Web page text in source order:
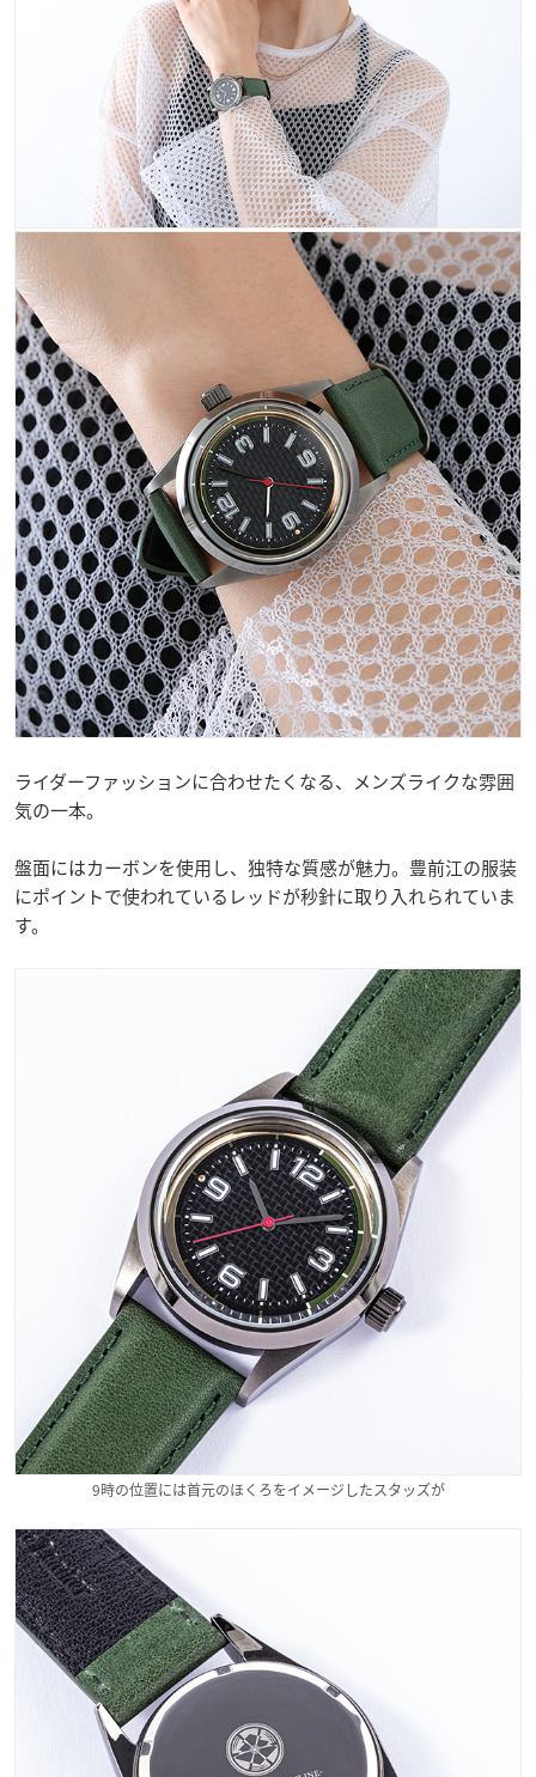
ライダーファッションに合わせたくなる、メンズライクな雰囲
気の一本。
盤面にはカーボンを使用し、独特な質感が魅力。豊前江の服装
にポイントで使われているレッドが秒針に取り入れられていま
す。
9時の位置には首元のほくろをイメージしたスタッズが